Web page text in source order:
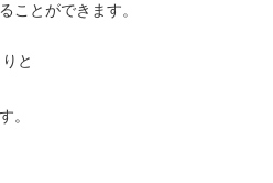
ことができます。
と
。